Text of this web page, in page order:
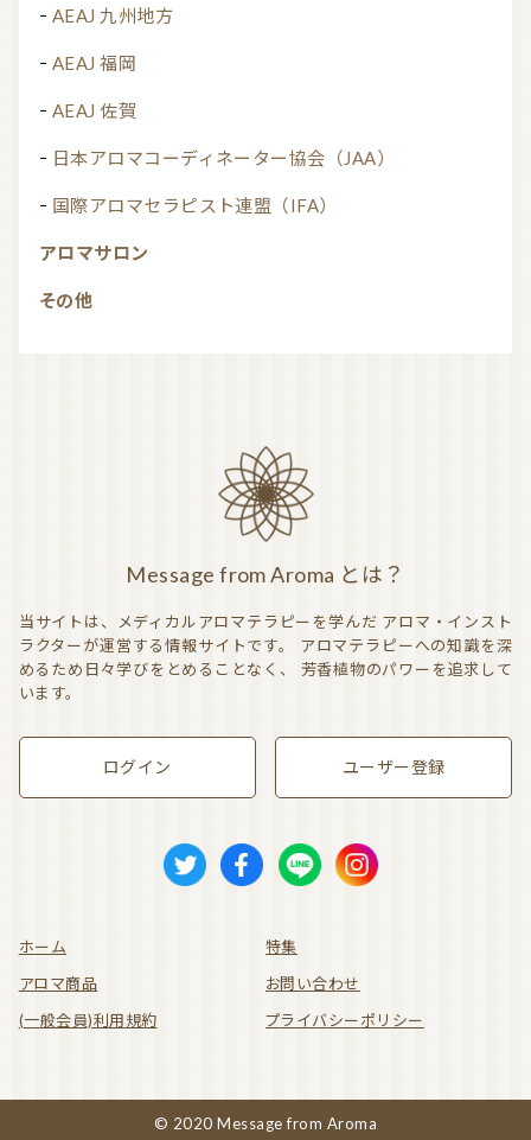
AEAJ 九州地方
AEAJ 福岡
AEAJ 佐賀
日本アロマコーディネーター協会（JAA）
国際アロマセラピスト連盟（IFA）
アロマサロン
その他
Message from Aroma とは？
当サイトは、メディカルアロマテラピーを学んだ アロマ・インスト
ラクターが運営する情報サイトです。
アロマテラピーへの知識を深
めるため日々学びをとめることなく、
芳香植物のパワーを追求して
います。
ログイン ユーザー登録
ホーム
特集
アロマ商品
お問い合わせ
(一般会員)利用規約
プライバシーポリシー
© 2020 Message from Aroma